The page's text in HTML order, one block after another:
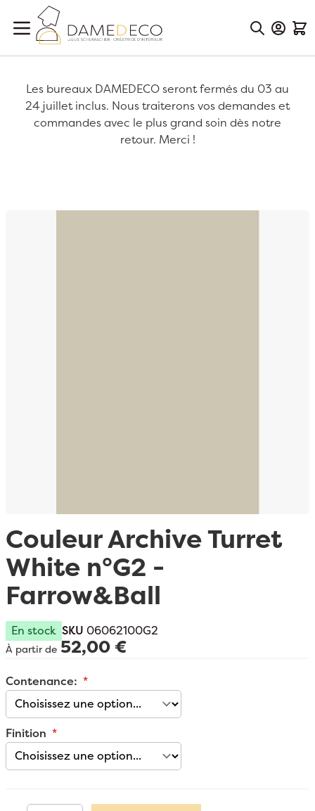
Aller au contenu
Les bureaux DAMEDECO seront fermés du 03 au
24 juillet inclus. Nous traiterons vos demandes et
commandes avec le plus grand soin dès notre
retour. Merci !
Couleur Archive Turret
White n°G2 -
Farrow&Ball
En stock SKU 06062100G2
À partir de 52,00 €
Contenance:
Finition